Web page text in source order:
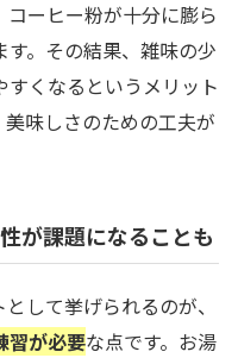
ーヒー粉が十分に膨ら
。その結果、雑味の少
くなるというメリット
味しさのための工夫が
が課題になることも
して挙げられるのが、
習が必要な点です。お湯